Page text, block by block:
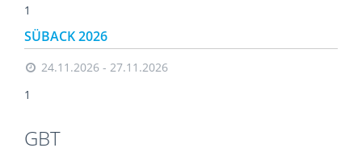
1
SÜBACK 2026
24.11.2026 - 27.11.2026
1
GBT